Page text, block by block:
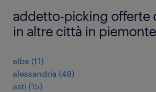
addetto-picking offerte
in altre città in piemonte
alba (11)
alessandria (49)
asti (15)